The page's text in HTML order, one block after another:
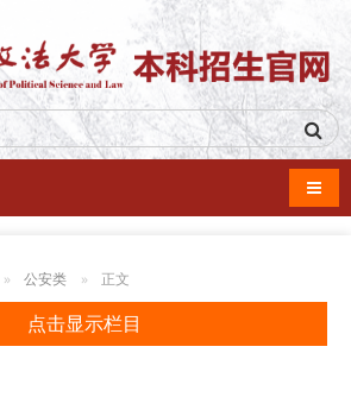
导航
公安类 正文
点击显示栏目